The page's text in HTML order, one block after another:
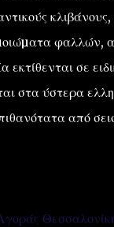
φαλλών,
εκτίθενται σε
στα ύστερα
από